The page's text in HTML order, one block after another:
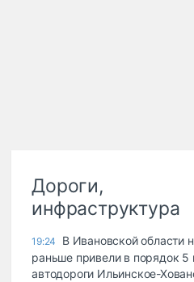
Дороги,
инфраструктура
19:24
В Ивановской области
раньше привели в порядок 5
автодороги Ильинское-